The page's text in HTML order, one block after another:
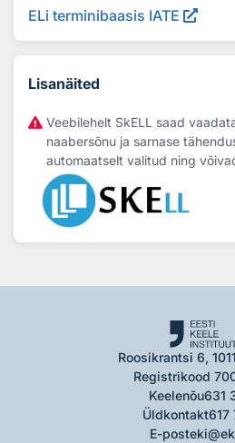
ELi terminibaasis IATE
Lisanäited
Veebilehelt SkELL saad
naabersõnu ja sarnase
automaatselt valitud ning
Roosikrantsi 6,
Registrikood
Keelenõu631
Üldkontakt617
E-post